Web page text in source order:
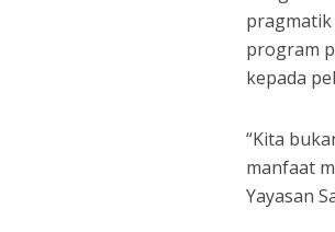
pragmatik
program
kepada
“Kita
manfaat
Yayasan